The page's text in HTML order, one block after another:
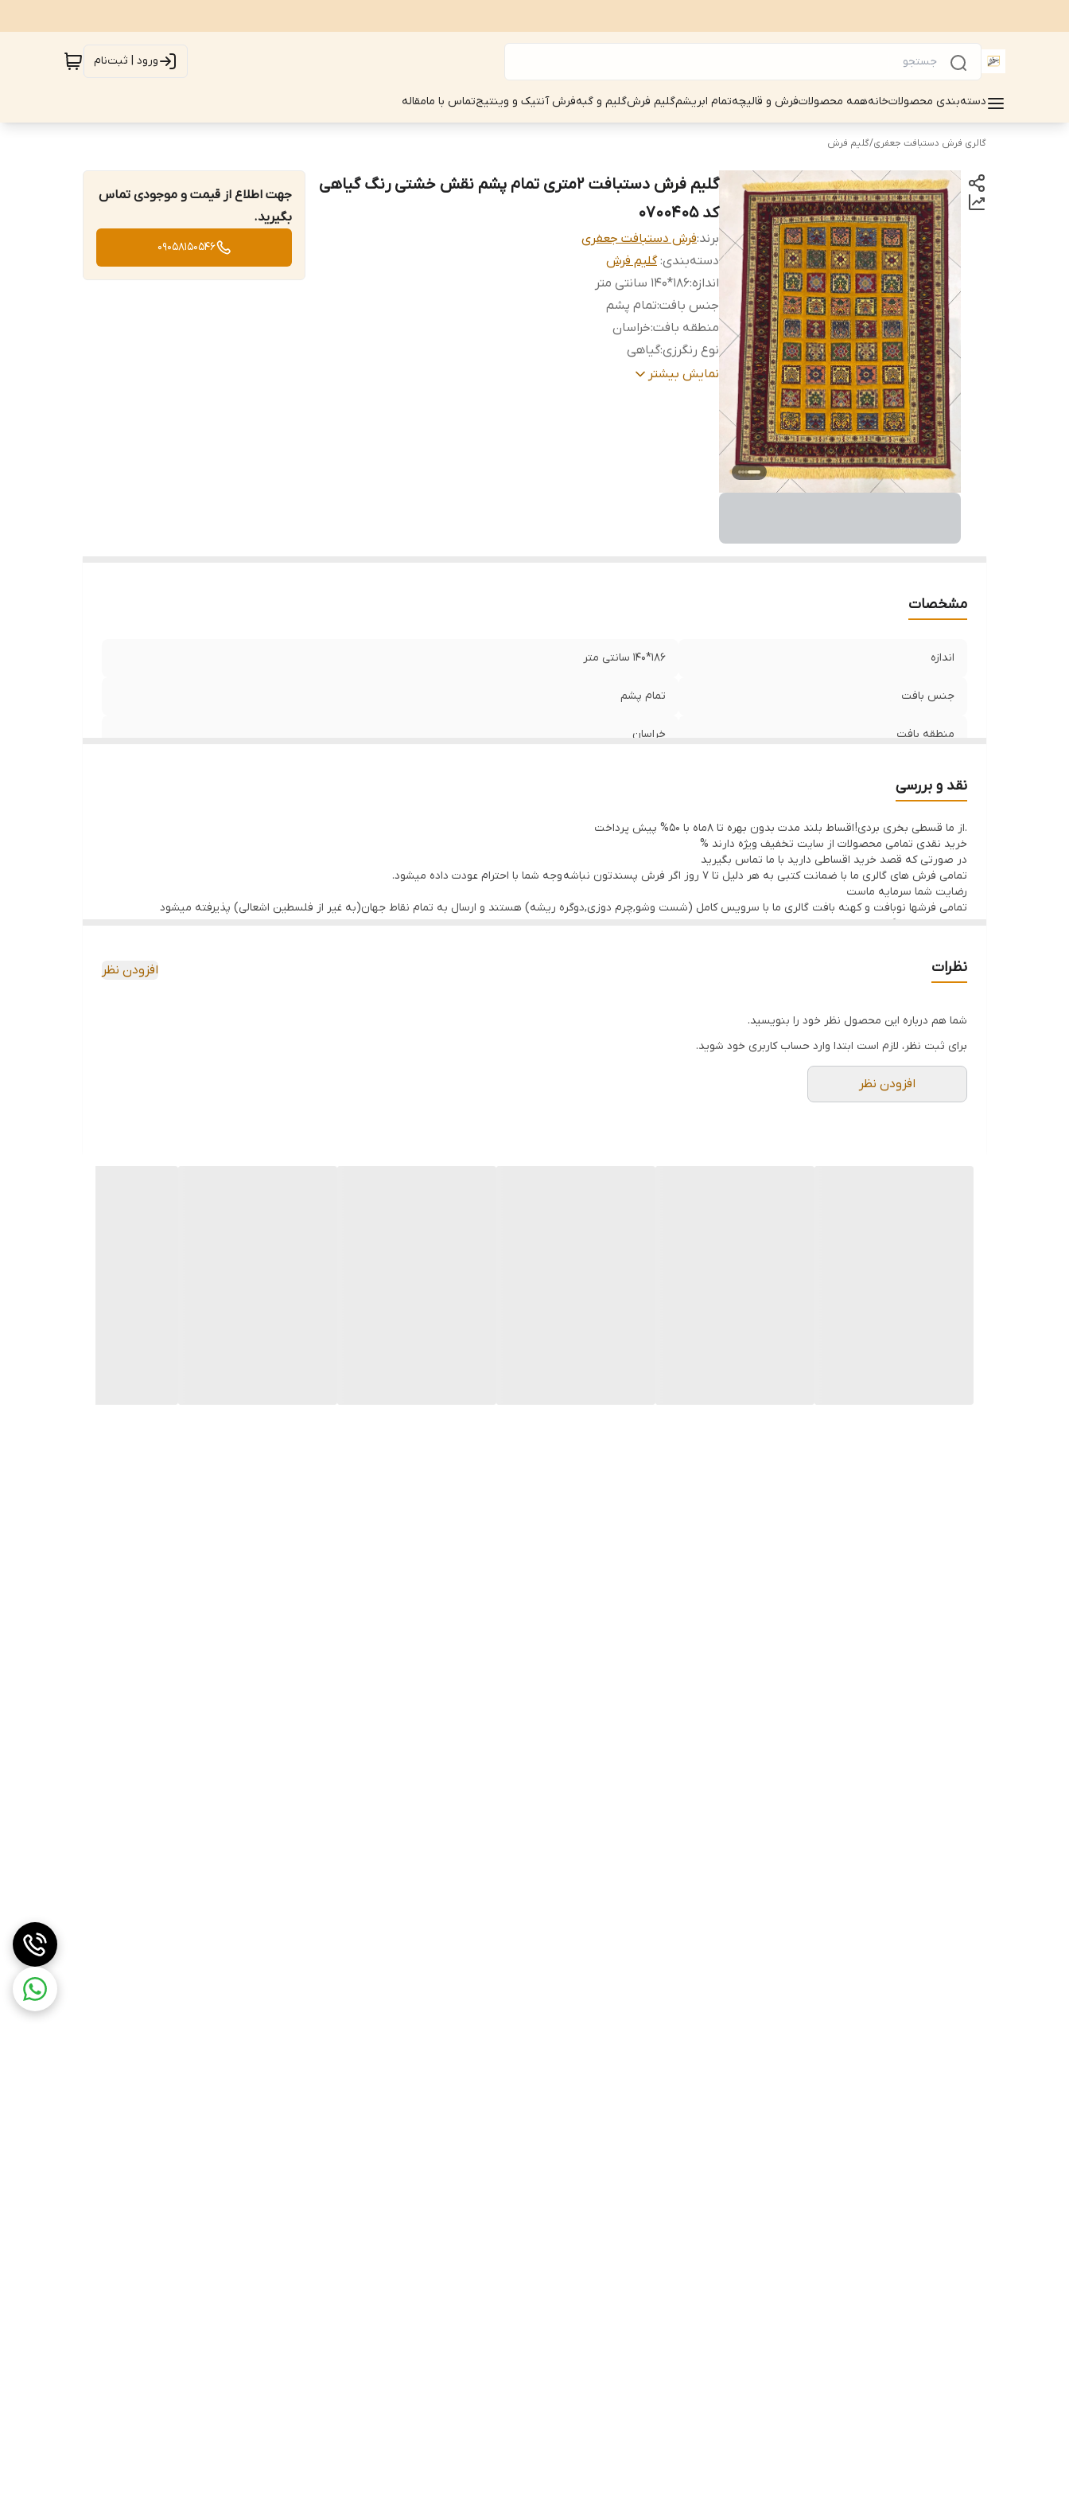
ورود | ثبت‌نام
دسته‌بندی محصولاتخانههمه محصولاتفرش و قالیچهتمام ابریشمگلیم فرشگلیم و گبهفرش آنتیک و وینتیجتماس با مامقاله
گالری فرش دستبافت جعفری/گلیم فرش
گلیم فرش دستبافت 2متری تمام پشم نقش خشتی رنگ گیاهی
کد 0700405
برند:فرش دستبافت جعفری
دسته‌بندی:گلیم فرش
اندازه:186*140 سانتی متر
جنس بافت:تمام پشم
منطقه بافت:خراسان
نوع رنگرزی:گیاهی
وضعیت کالا:نونمایش بیشتر
جهت اطلاع از قیمت و موجودی تماس
بگیرید.
09058150546
مشخصات
اندازه 186*140 سانتی متر
جنس بافت تمام پشم
منطقه بافت خراسان
نقد و بررسی
.از ما قسطی بخری بردی! اقساط بلند مدت بدون بهره تا 8ماه با 50% پیش پرداخت
خرید نقدی تمامی محصولات از سایت تخفیف ویژه دارند %
در صورتی که قصد خرید اقساطی دارید با ما تماس بگیرید
تمامی فرش های گالری ما با ضمانت کتبی به هر دلیل تا 7 روز اگر فرش پسندتون نباشه وجه شما با احترام عودت داده میشود.
رضایت شما سرمایه ماست
تمامی فرشها نوبافت و کهنه بافت گالری ما با سرویس کامل (شست وشو,چرم دوزی,دوگره ریشه) هستند و ارسال به تمام نقاط جهان(به غیر از فلسطین اشعالی) پذیرفته میشود
ارسال داخلی رایگان میباشد
نظرات افزودن نظر
شما هم درباره این محصول نظر خود را بنویسید.
برای ثبت نظر، لازم است ابتدا وارد حساب کاربری خود شوید.
افزودن نظر